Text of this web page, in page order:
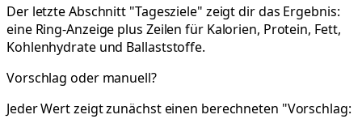
Der letzte Abschnitt "Tagesziele" zeigt dir das Ergebnis:
eine Ring-Anzeige plus Zeilen für Kalorien, Protein, Fett,
Kohlenhydrate und Ballaststoffe.
Vorschlag oder manuell?
Jeder Wert zeigt zunächst einen berechneten "Vorschlag: